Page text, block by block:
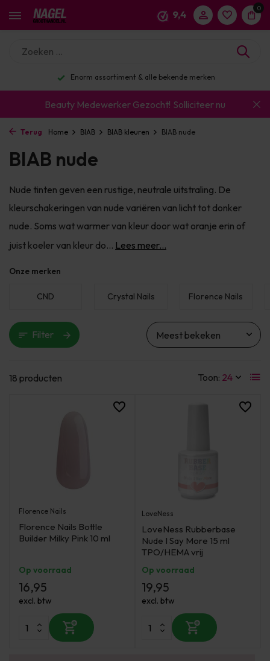
9,4
0
Enorm assortiment & alle bekende merken
Beauty Medewerker Gezocht! Solliciteer nu
Terug Home BIAB BIAB kleuren BIAB nude
BIAB nude
Nude tinten geven een rustige, neutrale uitstraling. De
kleurschakeringen van nude variëren van licht tot donker
nude. Soms wat warmer van kleur door wat oranje erin of
juist koeler van kleur do... Lees meer...
Onze merken
CND Crystal Nails Florence Nails
Filter
18 producten Toon:
Florence Nails
Florence Nails Bottle
Builder Milky Pink 10 ml
Op voorraad
16,95
excl. btw
LoveNess
LoveNess Rubberbase
Nude I Say More 15 ml
TPO/HEMA vrij
Op voorraad
19,95
excl. btw